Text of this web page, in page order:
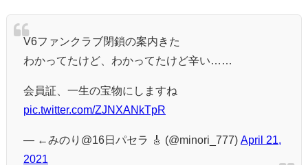
V6ファンクラブ閉鎖の案内きた
わかってたけど、わかってたけど辛い……
会員証、一生の宝物にしますね
pic.twitter.com/ZJNXANkTpR
— ←みのり@16日パセラ 🎸 (@minori_777) April 21,
2021